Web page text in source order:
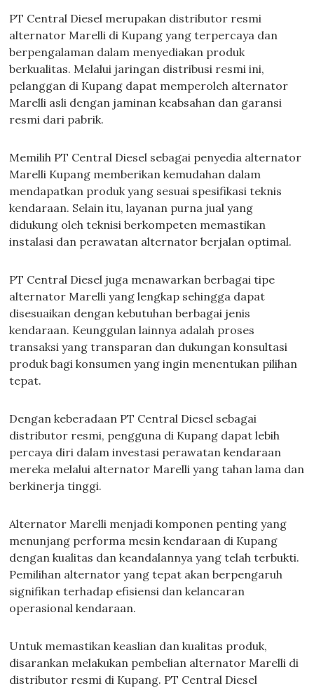
PT Central Diesel merupakan distributor resmi
alternator Marelli di Kupang yang terpercaya dan
berpengalaman dalam menyediakan produk
berkualitas. Melalui jaringan distribusi resmi ini,
pelanggan di Kupang dapat memperoleh alternator
Marelli asli dengan jaminan keabsahan dan garansi
resmi dari pabrik.
Memilih PT Central Diesel sebagai penyedia alternator
Marelli Kupang memberikan kemudahan dalam
mendapatkan produk yang sesuai spesifikasi teknis
kendaraan. Selain itu, layanan purna jual yang
didukung oleh teknisi berkompeten memastikan
instalasi dan perawatan alternator berjalan optimal.
PT Central Diesel juga menawarkan berbagai tipe
alternator Marelli yang lengkap sehingga dapat
disesuaikan dengan kebutuhan berbagai jenis
kendaraan. Keunggulan lainnya adalah proses
transaksi yang transparan dan dukungan konsultasi
produk bagi konsumen yang ingin menentukan pilihan
tepat.
Dengan keberadaan PT Central Diesel sebagai
distributor resmi, pengguna di Kupang dapat lebih
percaya diri dalam investasi perawatan kendaraan
mereka melalui alternator Marelli yang tahan lama dan
berkinerja tinggi.
Alternator Marelli menjadi komponen penting yang
menunjang performa mesin kendaraan di Kupang
dengan kualitas dan keandalannya yang telah terbukti.
Pemilihan alternator yang tepat akan berpengaruh
signifikan terhadap efisiensi dan kelancaran
operasional kendaraan.
Untuk memastikan keaslian dan kualitas produk,
disarankan melakukan pembelian alternator Marelli di
distributor resmi di Kupang. PT Central Diesel